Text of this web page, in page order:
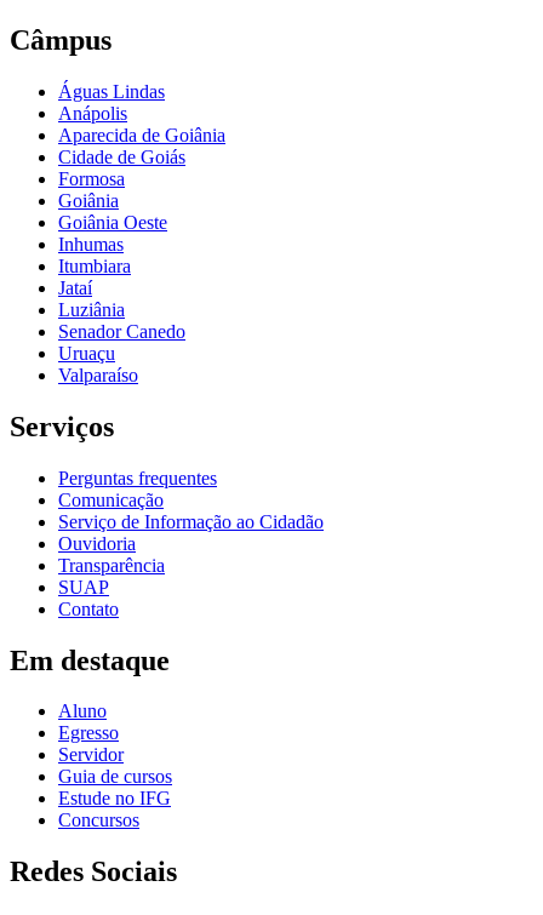
Câmpus
Águas Lindas
Anápolis
Aparecida de Goiânia
Cidade de Goiás
Formosa
Goiânia
Goiânia Oeste
Inhumas
Itumbiara
Jataí
Luziânia
Senador Canedo
Uruaçu
Valparaíso
Serviços
Perguntas frequentes
Comunicação
Serviço de Informação ao Cidadão
Ouvidoria
Transparência
SUAP
Contato
Em destaque
Aluno
Egresso
Servidor
Guia de cursos
Estude no IFG
Concursos
Redes Sociais